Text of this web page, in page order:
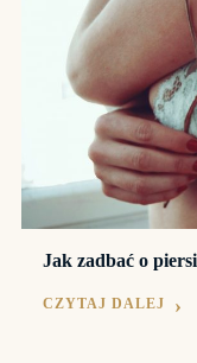
Jak zadbać o
CZYTAJ DALEJ